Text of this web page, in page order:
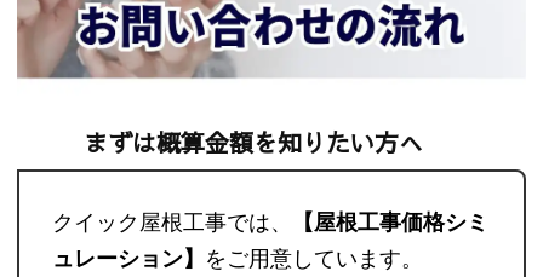
まずは概算金額を知りたい方へ
クイック屋根工事では、
【屋根工事価格シミ
ュレーション】 をご用意しています。